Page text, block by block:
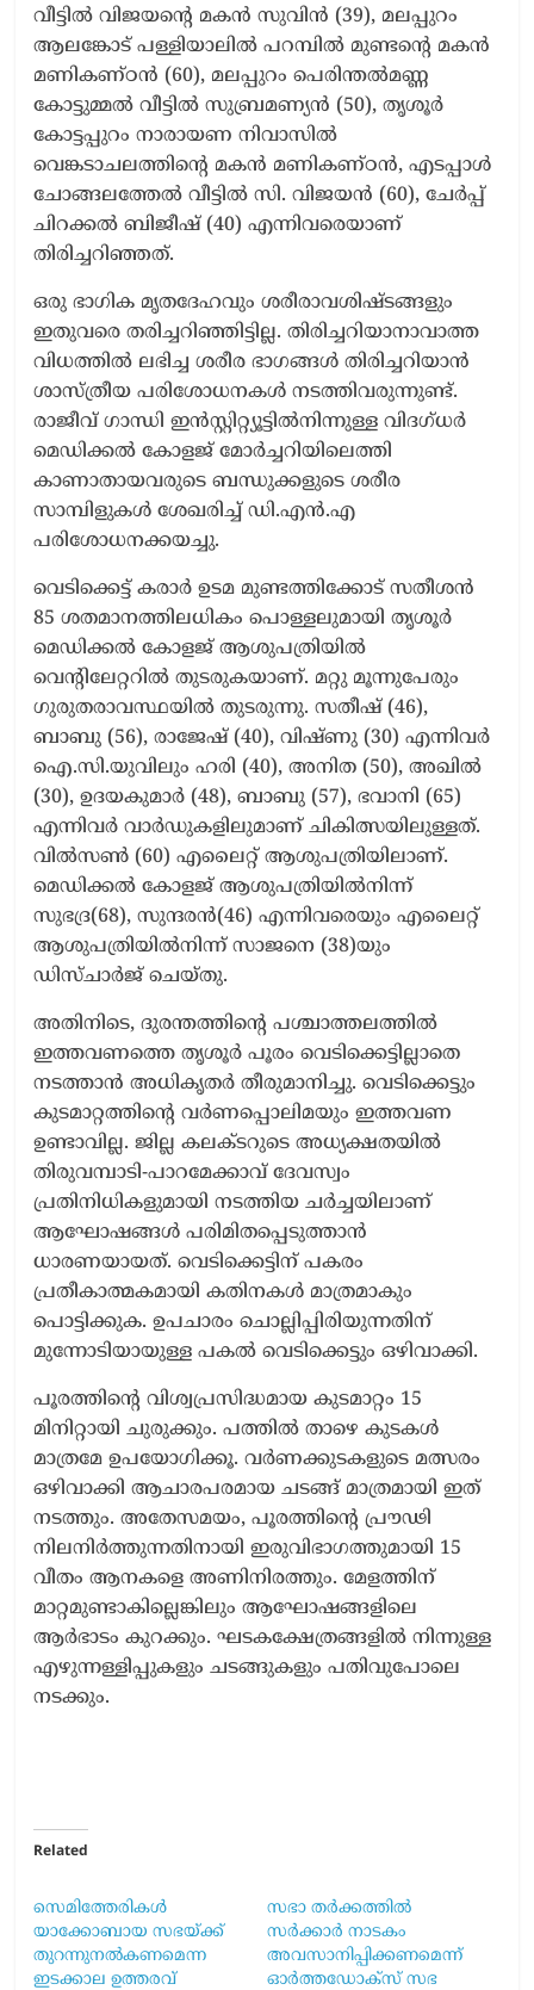
വീട്ടിൽ വിജയന്റെ മകൻ സുവിൻ (39), മലപ്പുറം
ആലങ്കോട് പള്ളിയാലിൽ പറമ്പിൽ മുണ്ടന്റെ മകൻ
മണികണ്ഠൻ (60), മലപ്പുറം പെരിന്തൽമണ്ണ
കോട്ടുമ്മൽ വീട്ടിൽ സുബ്രമണ്യൻ (50), തൃശൂർ
കോട്ടപ്പുറം നാരായണ നിവാസിൽ
വെങ്കടാചലത്തിന്റെ മകൻ മണികണ്ഠൻ, എടപ്പാൾ
ചോങ്ങലത്തേൽ വീട്ടിൽ സി. വിജയൻ (60), ചേർപ്പ്
ചിറക്കൽ ബിജീഷ് (40) എന്നിവരെയാണ്
തിരിച്ചറിഞ്ഞത്.
ഒരു ഭാഗിക മൃതദേഹവും ശരീരാവശിഷ്ടങ്ങളും
ഇതുവരെ തരിച്ചറിഞ്ഞിട്ടില്ല. തിരിച്ചറിയാനാവാത്ത
വിധത്തിൽ ലഭിച്ച ശരീര ഭാഗങ്ങൾ തിരിച്ചറിയാൻ
ശാസ്ത്രീയ പരിശോധനകൾ നടത്തിവരുന്നുണ്ട്.
രാജീവ് ഗാന്ധി ഇൻസ്റ്റിറ്റ്യൂട്ടിൽനിന്നുള്ള വിദഗ്ധർ
മെഡിക്കൽ കോളജ് മോർച്ചറിയിലെത്തി
കാണാതായവരുടെ ബന്ധുക്കളുടെ ശരീര
സാമ്പിളുകൾ ശേഖരിച്ച് ഡി.എൻ.എ
പരിശോധനക്കയച്ചു.
വെടിക്കെട്ട് കരാർ ഉടമ മുണ്ടത്തിക്കോട് സതീശൻ
85 ശതമാനത്തിലധികം പൊള്ളലുമായി തൃശൂർ
മെഡിക്കൽ കോളജ് ആശുപത്രിയിൽ
വെന്റിലേറ്ററിൽ തുടരുകയാണ്. മറ്റു മൂന്നുപേരും
ഗുരുതരാവസ്ഥയിൽ തുടരുന്നു. സതീഷ് (46),
ബാബു (56), രാജേഷ് (40), വിഷ്ണു (30) എന്നിവർ
ഐ.സി.യുവിലും ഹരി (40), അനിത (50), അഖിൽ
(30), ഉദയകുമാർ (48), ബാബു (57), ഭവാനി (65)
എന്നിവർ വാർഡുകളിലുമാണ് ചികിത്സയിലുള്ളത്.
വിൽ‌സൺ (60) എലൈറ്റ് ആശുപത്രിയിലാണ്.
മെഡിക്കൽ കോളജ് ആശുപത്രിയിൽനിന്ന്
സുഭദ്ര(68), സുന്ദരൻ(46) എന്നിവരെയും എലൈറ്റ്
ആശുപത്രിയിൽനിന്ന് സാജനെ (38)യും
ഡിസ്ചാർജ് ചെയ്തു.
അതിനിടെ, ദുരന്തത്തിന്റെ പശ്ചാത്തലത്തിൽ
ഇത്തവണത്തെ തൃശൂർ പൂരം വെടിക്കെട്ടില്ലാതെ
നടത്താൻ അധികൃതർ തീരുമാനിച്ചു. വെടിക്കെട്ടും
കുടമാറ്റത്തിന്റെ വർണപ്പൊലിമയും ഇത്തവണ
ഉണ്ടാവില്ല. ജില്ല കലക്ടറുടെ അധ്യക്ഷതയിൽ
തിരുവമ്പാടി-പാറമേക്കാവ് ദേവസ്വം
പ്രതിനിധികളുമായി നടത്തിയ ചർച്ചയിലാണ്
ആഘോഷങ്ങൾ പരിമിതപ്പെടുത്താൻ
ധാരണയായത്. വെടിക്കെട്ടിന് പകരം
പ്രതീകാത്മകമായി കതിനകൾ മാത്രമാകും
പൊട്ടിക്കുക. ഉപചാരം ചൊല്ലിപ്പിരിയുന്നതിന്
മുന്നോടിയായുള്ള പകൽ വെടിക്കെട്ടും ഒഴിവാക്കി.
പൂരത്തിന്റെ വിശ്വപ്രസിദ്ധമായ കുടമാറ്റം 15
മിനിറ്റായി ചുരുക്കും. പത്തിൽ താഴെ കുടകൾ
മാത്രമേ ഉപയോഗിക്കൂ. വർണക്കുടകളുടെ മത്സരം
ഒഴിവാക്കി ആചാരപരമായ ചടങ്ങ് മാത്രമായി ഇത്
നടത്തും. അതേസമയം, പൂരത്തിന്റെ പ്രൗഢി
നിലനിർത്തുന്നതിനായി ഇരുവിഭാഗത്തുമായി 15
വീതം ആനകളെ അണിനിരത്തും. മേളത്തിന്
മാറ്റമുണ്ടാകില്ലെങ്കിലും ആഘോഷങ്ങളിലെ
ആർഭാടം കുറക്കും. ഘടകക്ഷേത്രങ്ങളിൽ നിന്നുള്ള
എഴുന്നള്ളിപ്പുകളും ചടങ്ങുകളും പതിവുപോലെ
നടക്കും.
Related
സെമിത്തേരികൾ
യാക്കോബായ സഭയ്ക്ക്
തുറന്നുനൽകണമെന്ന
ഇടക്കാല ഉത്തരവ്
സഭാ തർക്കത്തിൽ
സർക്കാർ നാടകം
അവസാനിപ്പിക്കണമെന്ന്
ഓർത്തഡോക്‌സ്‌ സഭ